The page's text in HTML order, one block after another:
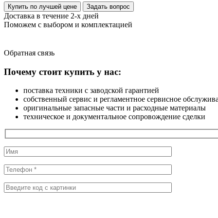
Купить по лучшей цене Задать вопрос
Доставка в течение 2-х дней
Поможем с выбором и комплектацией
Обратная связь
Почему стоит купить у нас:
поставка техники с заводской гарантией
собственный сервис и регламентное сервисное
оригинальные запасные части и расходные материалы
техническое и документальное сопровождение сделки